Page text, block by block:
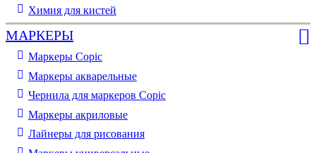
Химия для кистей
МАРКЕРЫ
Маркеры Copic
Маркеры акварельные
Чернила для маркеров Copic
Маркеры акриловые
Лайнеры для рисования